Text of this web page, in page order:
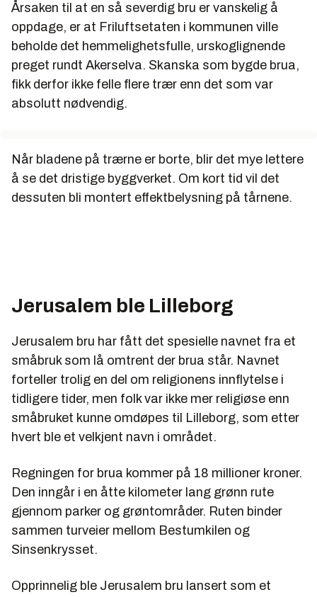
Årsaken til at en så severdig bru er vanskelig å
oppdage, er at Friluftsetaten i kommunen ville
beholde det hemmelighetsfulle, urskoglignende
preget rundt Akerselva. Skanska som bygde brua,
fikk derfor ikke felle flere trær enn det som var
absolutt nødvendig.
Når bladene på trærne er borte, blir det mye lettere
å se det dristige byggverket. Om kort tid vil det
dessuten bli montert effektbelysning på tårnene.
Jerusalem ble Lilleborg
Jerusalem bru har fått det spesielle navnet fra et
småbruk som lå omtrent der brua står. Navnet
forteller trolig en del om religionens innflytelse i
tidligere tider, men folk var ikke mer religiøse enn
småbruket kunne omdøpes til Lilleborg, som etter
hvert ble et velkjent navn i området.
Regningen for brua kommer på 18 millioner kroner.
Den inngår i en åtte kilometer lang grønn rute
gjennom parker og grøntområder. Ruten binder
sammen turveier mellom Bestumkilen og
Sinsenkrysset.
Opprinnelig ble Jerusalem bru lansert som et